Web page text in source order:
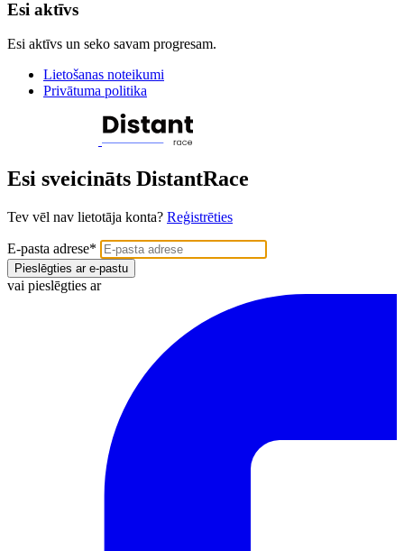
Esi aktīvs
Esi aktīvs un seko savam progresam.
Lietošanas noteikumi
Privātuma politika
Esi sveicināts DistantRace
Tev vēl nav lietotāja konta? Reģistrēties
E-pasta adrese*
Pieslēgties ar e-pastu
vai pieslēgties ar